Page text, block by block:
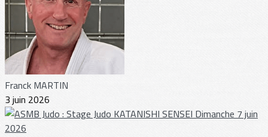
Franck MARTIN
3 juin 2026